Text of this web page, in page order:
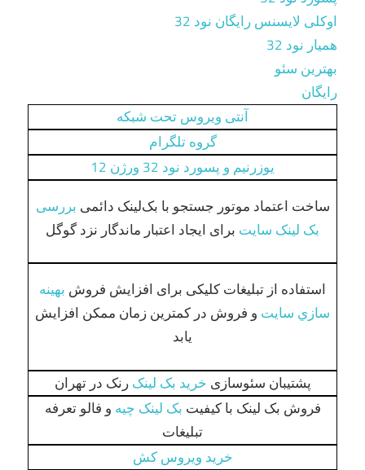
اوکلی لایسنس رایگان نود 32
همیار نود 32
بهترین سئو
رایگان
آنتی ویروس تحت شبکه
گروه تلگرام
یوزرنیم و پسورد نود 32 ورژن 12
ساخت اعتماد موتور جستجو با بک‌لینک دائمی بررسی
بک لینک سایت برای ایجاد اعتبار ماندگار نزد گوگل
استفاده از تبلیغات کلیکی برای افزایش فروش بهينه
سازي سايت و فروش در کمترین زمان ممکن افزایش
یابد
پشتیبان سئوسازی خرید بک لینکرنک در تهران
فروش بک لینک با کیفیت بک لینک چیه و فالو تعرفه
تبلیغات
خرید ویروس کش